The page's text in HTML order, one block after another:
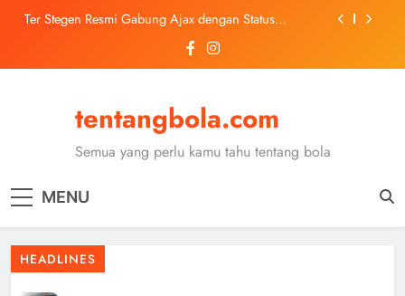
SkipTer Stegen Resmi Gabung Ajax dengan Status
Trabzonspor Mulai Negosiasi Mohamed Salah, Tes
Medis Dijadwalkan 5 Agustus
2026, Siap Tatap Putaran Provinsi
Kerolin Resmi Gabung Barcelona, Transfer
Dilaporkan Pecahkan Rekor Penjualan WSL
Pinjaman dari Barcelona
Trabzonspor Mulai Negosiasi Mohamed Salah, Tes
Medis Dijadwalkan 5 Agustus
Malang United U-13 Juara Piala Soeratin Kota Malang
2026, Siap Tatap Putaran Provinsi
tentangbola.com
Semua yang perlu kamu tahu tentang bola
MENU
HEADLINES